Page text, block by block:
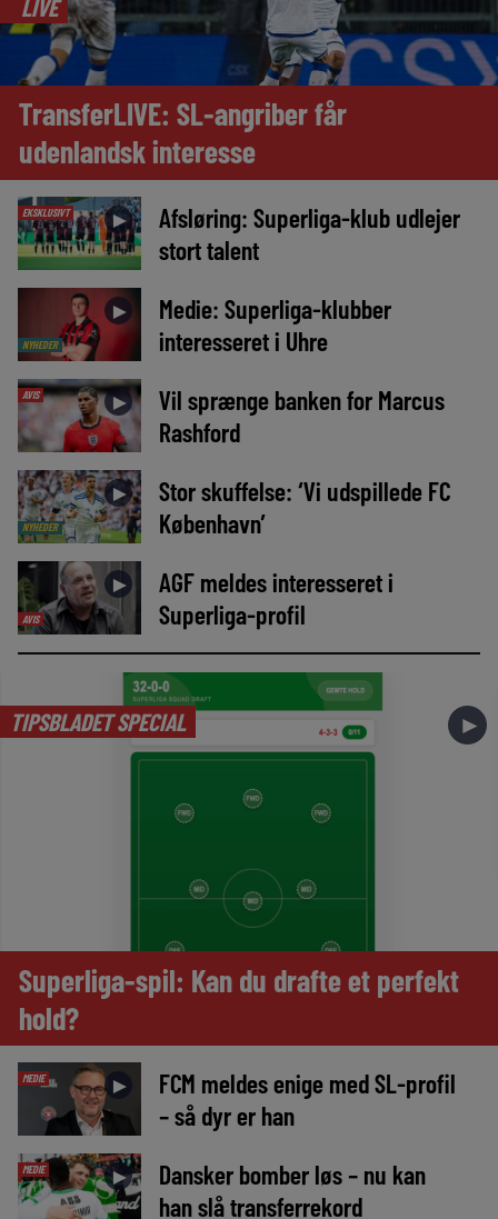
LIVE
TransferLIVE: SL-angriber får
udenlandsk interesse
EKSKLUSIVT ►
Afsløring: Superliga-klub udlejer
stort talent
NYHEDER
►
Medie: Superliga-klubber
interesseret i Uhre
AVIS ►
Vil sprænge banken for Marcus
Rashford
NYHEDER
►
Stor skuffelse: ‘Vi udspillede FC
København’
AVIS
►
AGF meldes interesseret i
Superliga-profil
TIPSBLADET SPECIAL ►
Superliga-spil: Kan du drafte et perfekt
hold?
MEDIE ►
FCM meldes enige med SL-profil
– så dyr er han
MEDIE ►
Dansker bomber løs – nu kan
han slå transferrekord